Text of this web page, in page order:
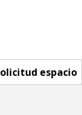
espacio